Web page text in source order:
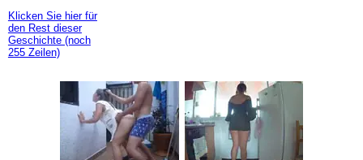
Klicken Sie hier für
den Rest dieser
Geschichte (noch
255 Zeilen)